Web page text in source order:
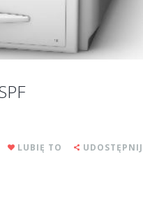
LUBIĘ TO UDOSTĘPNIJ